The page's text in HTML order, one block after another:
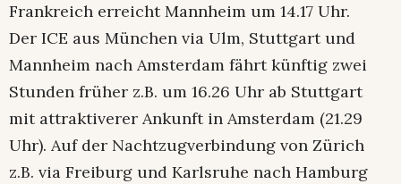
Frankreich erreicht Mannheim um 14.17 Uhr.
Der ICE aus München via Ulm, Stuttgart und
Mannheim nach Amsterdam fährt künftig zwei
Stunden früher z.B. um 16.26 Uhr ab Stuttgart
mit attraktiverer Ankunft in Amsterdam (21.29
Uhr). Auf der Nachtzugverbindung von Zürich
z.B. via Freiburg und Karlsruhe nach Hamburg